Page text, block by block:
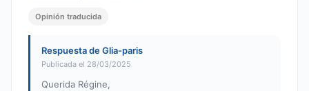
Opinión traducida
Respuesta de Glia-paris
Publicada el 28/03/2025
Querida Régine,